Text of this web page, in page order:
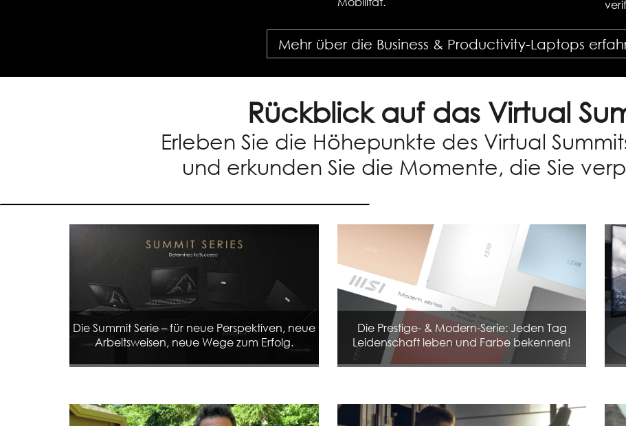
Mehr über die Business & Productivity-Laptops
Rückblick auf das Virtual
Erleben Sie die Höhepunkte des Virtual
und erkunden Sie die Momente, die Sie
Die Summit Serie – für neue Perspektiven, neue
Arbeitsweisen, neue Wege zum Erfolg.
Die Prestige- & Modern-Serie: Jeden Tag
Leidenschaft leben und Farbe bekennen!